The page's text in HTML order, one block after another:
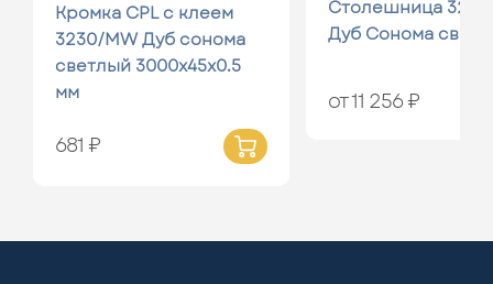
Кромка CPL с клеем
3230/MW Дуб сонома
светлый 3000x45x0.5
мм
681 ₽
Столешница
Дуб Сонома
от 11 256 ₽